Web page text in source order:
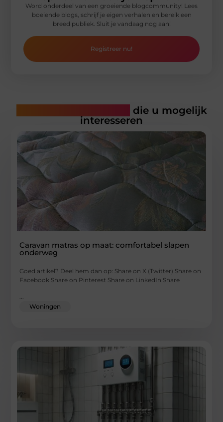
Word onderdeel van een groeiende blogcommunity! Lees
boeiende blogs, schrijf je eigen verhalen en bereik een
breed publiek. Sluit je vandaag nog aan!
Registreer nu!
die u mogelijk
interesseren
Caravan matras op maat: comfortabel slapen
onderweg
Goed artikel? Deel hem dan op: Share on X (Twitter) Share on
Facebook Share on Pinterest Share on LinkedIn Share
Woningen